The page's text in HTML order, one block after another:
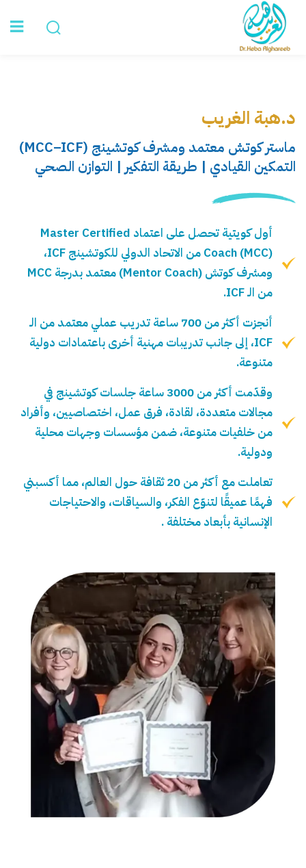
عن د. هبة
الخدمات
د.هبة الغريب
ماستر كوتش معتمد ومشرف كوتشينج (MCC–ICF)
التمكين القيادي | طريقة التفكير | التوازن الصحي
أول كويتية تحصل على اعتماد Master Certified
Coach (MCC) من الاتحاد الدولي للكوتشينج ICF،
ومشرف كوتش (Mentor Coach) معتمد بدرجة MCC
من الـ ICF.
أنجزت أكثر من 700 ساعة تدريب عملي معتمد من الـ
ICF، إلى جانب تدريبات مهنية أخرى باعتمادات دولية
متنوعة.
وقدّمت أكثر من 3000 ساعة جلسات كوتشينج في
مجالات متعددة، لقادة، فرق عمل، اختصاصيين، وأفراد
من خلفيات متنوعة، ضمن مؤسسات وجهات محلية
ودولية.
تعاملت مع أكثر من 20 ثقافة حول العالم، مما أكسبني
فهمًا عميقًا لتنوّع الفكر، والسياقات، والاحتياجات
الإنسانية بأبعاد مختلفة .
Remember me